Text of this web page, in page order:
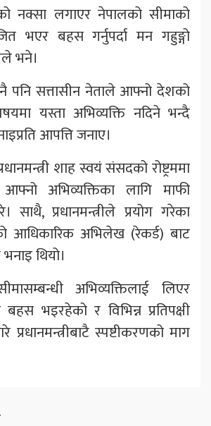
नक्सा लगाएर नेपालको सीमाको
भएर बहस गर्नुपर्दा मन गह्रुङ्गो
भने।
पनि सत्तासीन नेताले आफ्नो देशको
यस्ता अभिव्यक्ति नदिने भन्दै
आपत्ति जनाए।
शाह स्वयं संसदको रोष्ट्रममा
अभिव्यक्तिका लागि माफी
साथै, प्रधानमन्त्रीले प्रयोग गरेका
आधिकारिक अभिलेख (रेकर्ड) बाट
थियो।
अभिव्यक्तिलाई लिएर
भइरहेको र विभिन्न प्रतिपक्षी
स्पष्टीकरणको माग